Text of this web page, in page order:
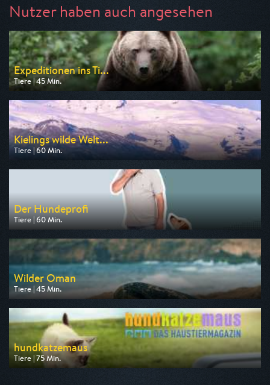
Nutzer haben auch angesehen
Expeditionen ins Ti...
Tiere | 45 Min.
Ausgestrahlt von NDR
am 12.08.2026, 20:15
Kielings wilde Welt...
Tiere | 60 Min.
am 09.08.2026, 06:15
Der Hundeprofi
Tiere | 60 Min.
Ausgestrahlt von VOX
am 08.08.2026, 16:55
Wilder Oman
Tiere | 45 Min.
Ausgestrahlt von arte
am 11.08.2026, 17:50
hundkatzemaus
Tiere | 75 Min.
Ausgestrahlt von VOX